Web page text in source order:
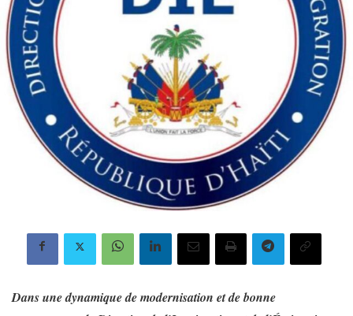
Dans une dynamique de modernisation et de bonne